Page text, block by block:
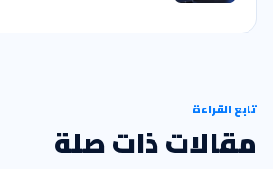
تابع القراءة
مقالات ذات صلة